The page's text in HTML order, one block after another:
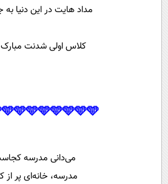
مداد هایت در این دنیا به
کلاس اولی شدنت
می‌دانی مدرسه
مدرسه، خانه‌ای پر از